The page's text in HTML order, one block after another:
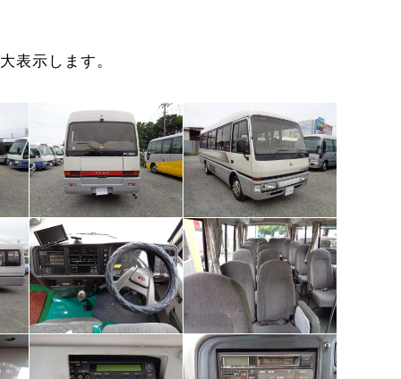
表示します。